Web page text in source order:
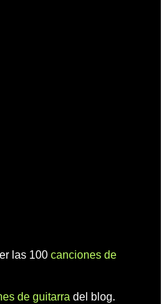
las 100 canciones de
de guitarra del blog.